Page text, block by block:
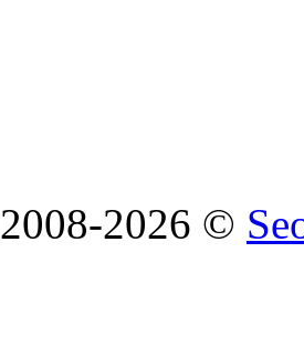
2008-2026 ©